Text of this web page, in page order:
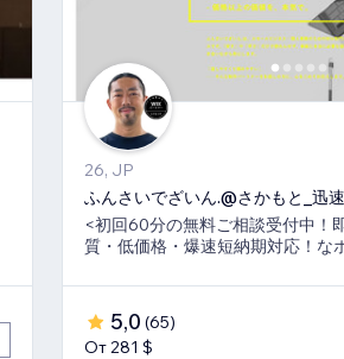
26, JP
ふんさいでざいん.@さかもと_迅
<初回60分の無料ご相談受付中！
質・低価格・爆速短納期対応！な
5,0 (65)
От 281 $